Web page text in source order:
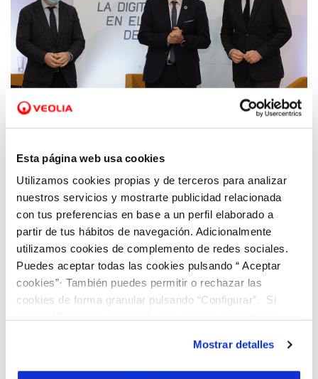
Esta página web usa cookies
Utilizamos cookies propias y de terceros para analizar
nuestros servicios y mostrarte publicidad relacionada
con tus preferencias en base a un perfil elaborado a
partir de tus hábitos de navegación. Adicionalmente
utilizamos cookies de complemento de redes sociales.
Puedes aceptar todas las cookies pulsando “ Aceptar
cookies”· También puedes permitir o rechazar las
cookies de forma granular pulsando “Configurar”. Si
son indispensables para que el sitio web funcione y que
por tanto no se pueden desactivar. Puedes consultar
Mostrar detalles
18 FEB 2022
EDAR 360, tecnología y talento gallego para